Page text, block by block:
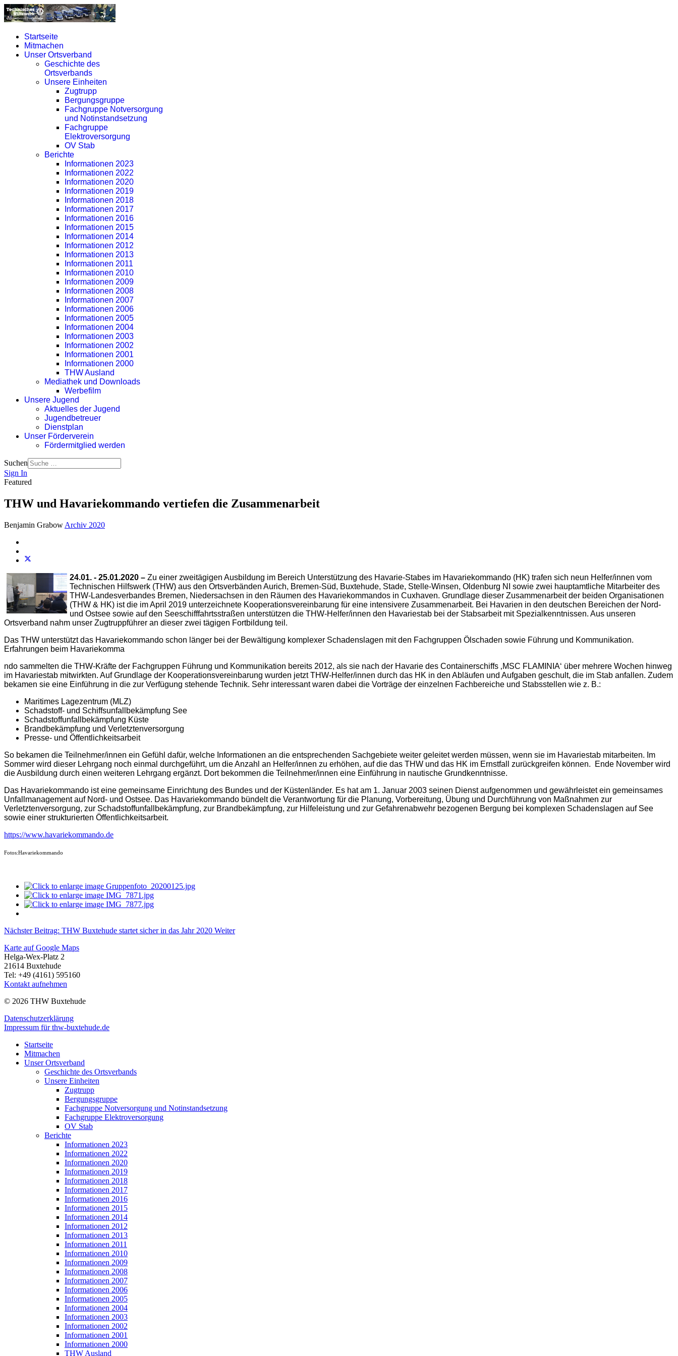
Startseite
Mitmachen
Unser Ortsverband
Geschichte des
Ortsverbands
Unsere Einheiten
Zugtrupp
Bergungsgruppe
Fachgruppe Notversorgung
und Notinstandsetzung
Fachgruppe
Elektroversorgung
OV Stab
Berichte
Informationen 2023
Informationen 2022
Informationen 2020
Informationen 2019
Informationen 2018
Informationen 2017
Informationen 2016
Informationen 2015
Informationen 2014
Informationen 2012
Informationen 2013
Informationen 2011
Informationen 2010
Informationen 2009
Informationen 2008
Informationen 2007
Informationen 2006
Informationen 2005
Informationen 2004
Informationen 2003
Informationen 2002
Informationen 2001
Informationen 2000
THW Ausland
Mediathek und Downloads
Werbefilm
Unsere Jugend
Aktuelles der Jugend
Jugendbetreuer
Dienstplan
Unser Förderverein
Fördermitglied werden
Suchen
Sign In
Featured
THW und Havariekommando vertiefen die Zusammenarbeit
Benjamin Grabow Archiv 2020
24.01. - 25.01.2020 – Zu einer zweitägigen Ausbildung im Bereich Unterstützung des Havarie-Stabes im Havariekommando (HK) trafen sich neun Helfer/innen vom
Technischen Hilfswerk (THW) aus den Ortsverbänden Aurich, Bremen-Süd, Buxtehude, Stade, Stelle-Winsen, Oldenburg NI sowie zwei hauptamtliche Mitarbeiter des
THW-Landesverbandes Bremen, Niedersachsen in den Räumen des Havariekommandos in Cuxhaven. Grundlage dieser Zusammenarbeit der beiden Organisationen
(THW & HK) ist die im April 2019 unterzeichnete Kooperationsvereinbarung für eine intensivere Zusammenarbeit. Bei Havarien in den deutschen Bereichen der Nord-
und Ostsee sowie auf den Seeschifffahrtsstraßen unterstützen die THW-Helfer/innen den Havariestab bei der Stabsarbeit mit Spezialkenntnissen. Aus unseren
Ortsverband nahm unser Zugtruppführer an dieser zwei tägigen Fortbildung teil.
Das THW unterstützt das Havariekommando schon länger bei der Bewältigung komplexer Schadenslagen mit den Fachgruppen Ölschaden sowie Führung und Kommunikation.
Erfahrungen beim Havariekomma
ndo sammelten die THW-Kräfte der Fachgruppen Führung und Kommunikation bereits 2012, als sie nach der Havarie des Containerschiffs ‚MSC FLAMINIA‘ über mehrere Wochen hinweg
im Havariestab mitwirkten. Auf Grundlage der Kooperationsvereinbarung wurden jetzt THW-Helfer/innen durch das HK in den Abläufen und Aufgaben geschult, die im Stab anfallen. Zudem
bekamen sie eine Einführung in die zur Verfügung stehende Technik. Sehr interessant waren dabei die Vorträge der einzelnen Fachbereiche und Stabsstellen wie z. B.:
Maritimes Lagezentrum (MLZ)
Schadstoff- und Schiffsunfallbekämpfung See
Schadstoffunfallbekämpfung Küste
Brandbekämpfung und Verletztenversorgung
Presse- und Öffentlichkeitsarbeit
So bekamen die Teilnehmer/innen ein Gefühl dafür, welche Informationen an die entsprechenden Sachgebiete weiter geleitet werden müssen, wenn sie im Havariestab mitarbeiten. Im
Sommer wird dieser Lehrgang noch einmal durchgeführt, um die Anzahl an Helfer/innen zu erhöhen, auf die das THW und das HK im Ernstfall zurückgreifen können.
Ende November wird
die Ausbildung durch einen weiteren Lehrgang ergänzt. Dort bekommen die Teilnehmer/innen eine Einführung in nautische Grundkenntnisse.
Das Havariekommando ist eine gemeinsame Einrichtung des Bundes und der Küstenländer. Es hat am 1. Januar 2003 seinen Dienst aufgenommen und gewährleistet ein gemeinsames
Unfallmanagement auf Nord- und Ostsee. Das Havariekommando bündelt die Verantwortung für die Planung, Vorbereitung, Übung und Durchführung von Maßnahmen zur
Verletztenversorgung, zur Schadstoffunfallbekämpfung, zur Brandbekämpfung, zur Hilfeleistung und zur Gefahrenabwehr bezogenen Bergung bei komplexen Schadenslagen auf See
sowie einer strukturierten Öffentlichkeitsarbeit.
https://www.havariekommando.de
Fotos:Havariekommando
Nächster Beitrag: THW Buxtehude startet sicher in das Jahr 2020 Weiter
Karte auf Google Maps
Helga-Wex-Platz 2
21614 Buxtehude
Tel: +49 (4161) 595160
Kontakt aufnehmen
© 2026 THW Buxtehude
Datenschutzerklärung
Impressum für thw-buxtehude.de
Startseite
Mitmachen
Unser Ortsverband
Geschichte des Ortsverbands
Unsere Einheiten
Zugtrupp
Bergungsgruppe
Fachgruppe Notversorgung und Notinstandsetzung
Fachgruppe Elektroversorgung
OV Stab
Berichte
Informationen 2023
Informationen 2022
Informationen 2020
Informationen 2019
Informationen 2018
Informationen 2017
Informationen 2016
Informationen 2015
Informationen 2014
Informationen 2012
Informationen 2013
Informationen 2011
Informationen 2010
Informationen 2009
Informationen 2008
Informationen 2007
Informationen 2006
Informationen 2005
Informationen 2004
Informationen 2003
Informationen 2002
Informationen 2001
Informationen 2000
THW Ausland